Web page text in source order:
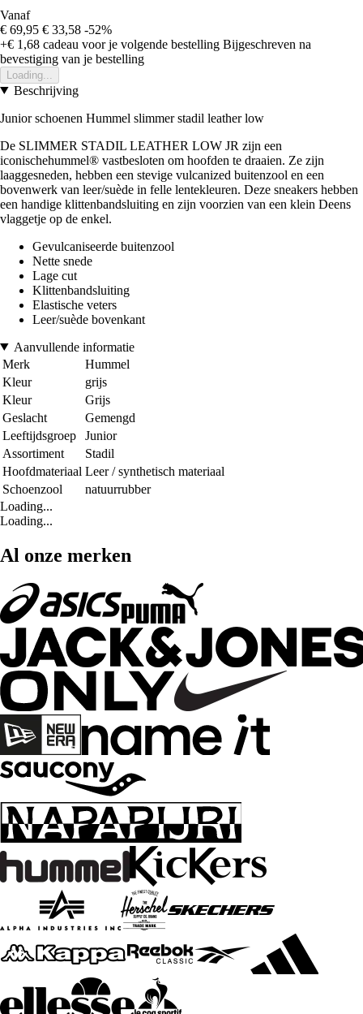
Vanaf
€ 69,95 € 33,58 -52%
+€ 1,68 cadeau voor je volgende bestelling Bijgeschreven na
bevestiging van je bestelling
Loading...
Beschrijving
Junior schoenen Hummel slimmer stadil leather low
De SLIMMER STADIL LEATHER LOW JR zijn een
iconischehummel® vastbesloten om hoofden te draaien. Ze zijn
laaggesneden, hebben een stevige vulcanized buitenzool en een
bovenwerk van leer/suède in felle lentekleuren. Deze sneakers hebben
een handige klittenbandsluiting en zijn voorzien van een klein Deens
vlaggetje op de enkel.
Gevulcaniseerde buitenzool
Nette snede
Lage cut
Klittenbandsluiting
Elastische veters
Leer/suède bovenkant
Aanvullende informatie
Merk
Hummel
Kleur
grijs
Kleur
Grijs
Geslacht
Gemengd
Leeftijdsgroep
Junior
Assortiment
Stadil
Hoofdmateriaal Leer / synthetisch materiaal
Schoenzool
natuurrubber
Loading...
Loading...
Al onze merken